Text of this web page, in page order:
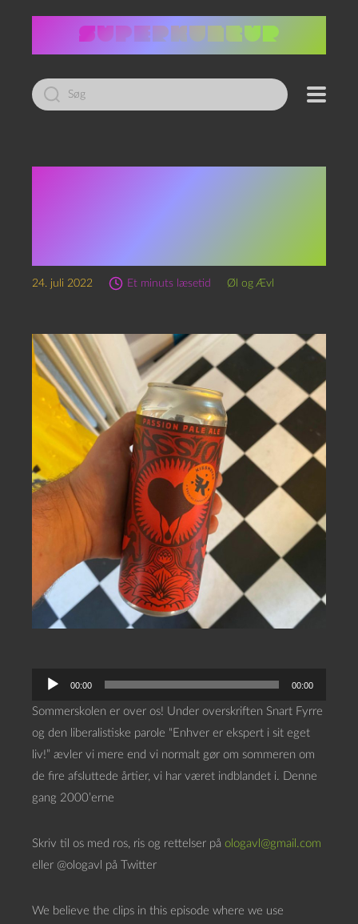
Led
efter:
24. juli 2022 Et minuts læsetid Øl og Ævl
r
00:00 00:00
Sommerskolen er over os! Under overskriften Snart Fyrre
og den liberalistiske parole “Enhver er ekspert i sit eget
liv!” ævler vi mere end vi normalt gør om sommeren om
de fire afsluttede årtier, vi har været indblandet i. Denne
gang 2000’erne
Skriv til os med ros, ris og rettelser på ologavl@gmail.com
eller @ologavl på Twitter
We believe the clips in this episode where we use